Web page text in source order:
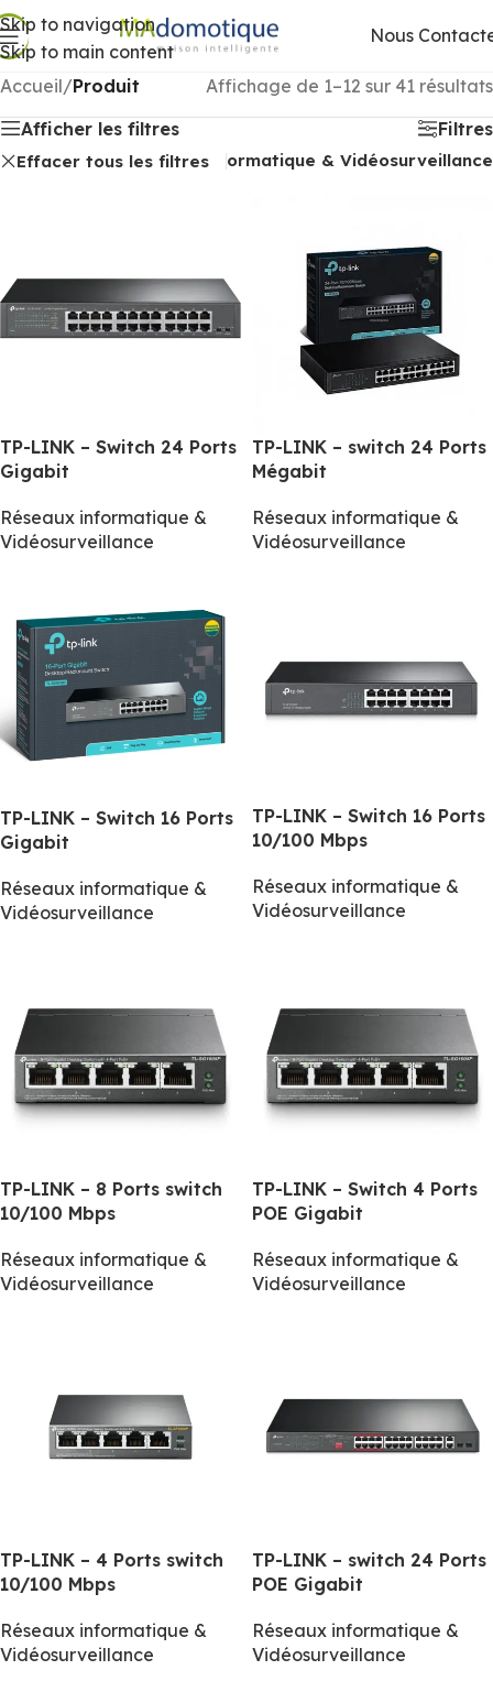
Skip to navigation
Skip to main content
Nous
Accueil/Produit
Affichage de 1–12 sur 41 résultats
Afficher les filtres
Filtres
Effacer tous les filtresRéseaux informatique & Vidéosurveillance
TP-LINK – Switch 24 Ports
Gigabit
Réseaux informatique &
Vidéosurveillance
TP-LINK – switch 24 Ports
Mégabit
Réseaux informatique &
Vidéosurveillance
TP-LINK – Switch 16 Ports
Gigabit
Réseaux informatique &
Vidéosurveillance
TP-LINK – Switch 16 Ports
10/100 Mbps
Réseaux informatique &
Vidéosurveillance
TP-LINK – 8 Ports switch
10/100 Mbps
Réseaux informatique &
Vidéosurveillance
TP-LINK – Switch 4 Ports
POE Gigabit
Réseaux informatique &
Vidéosurveillance
TP-LINK – 4 Ports switch
10/100 Mbps
Réseaux informatique &
Vidéosurveillance
TP-LINK – switch 24 Ports
POE Gigabit
Réseaux informatique &
Vidéosurveillance